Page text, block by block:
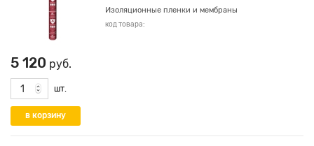
Изоляционные пленки и мембраны
код товара:
5 120 руб.
шт.